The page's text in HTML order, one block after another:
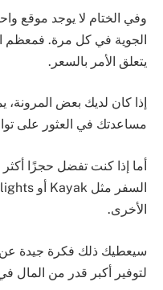
وفي الختام لا يوجد موقع
الجوية في كل مرة. فمعظم
يتعلق الأمر بالسعر.
إذا كان لديك بعض المرونة،
مساعدتك في العثور على
أما إذا كنت تفضل حجزًا
الأخرى.
سيعطيك ذلك فكرة جيدة
لتوفير أكبر قدر من المال